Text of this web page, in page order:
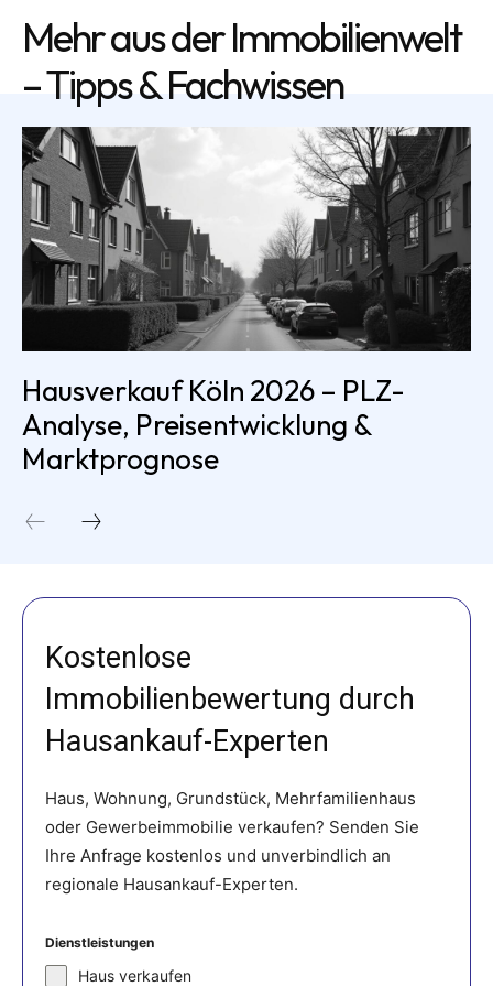
Mehr aus der Immobilienwelt
– Tipps & Fachwissen
Hausverkauf Köln 2026 – PLZ-
Analyse, Preisentwicklung &
Marktprognose
Kostenlose
Immobilienbewertung durch
Hausankauf-Experten
Haus, Wohnung, Grundstück, Mehrfamilienhaus
oder Gewerbeimmobilie verkaufen? Senden Sie
Ihre Anfrage kostenlos und unverbindlich an
regionale Hausankauf-Experten.
Dienstleistungen
Haus verkaufen